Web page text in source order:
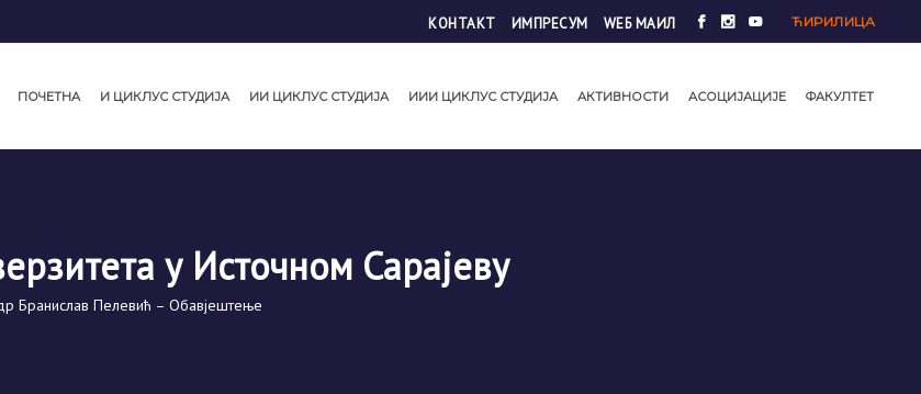
КОНТАКТ ИМПРЕСУМ WЕБ МАИЛ ЋИРИЛИЦА
ПОЧЕТНА И ЦИКЛУС СТУДИЈА ИИ ЦИКЛУС СТУДИЈА ИИИ ЦИКЛУС СТУДИЈА АКТИВНОСТИ АСОЦИЈАЦИЈЕ ФАКУЛТЕТ
у Источном Сарајеву
Бранислав Пелевић – Обавјештење